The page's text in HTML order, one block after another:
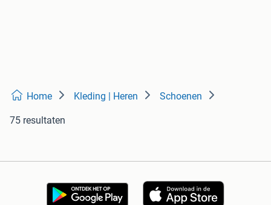
Home Kleding | Heren Schoenen
75 resultaten